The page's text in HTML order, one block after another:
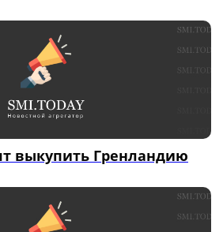
выкупить Гренландию